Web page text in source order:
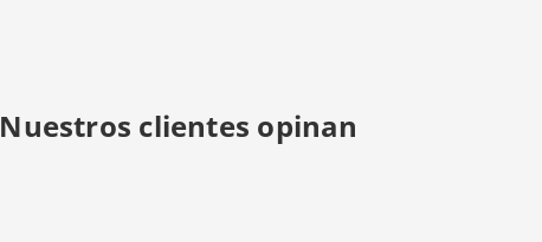
Nuestros clientes opinan